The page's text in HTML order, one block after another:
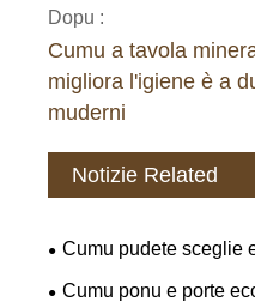
Dopu :
Cumu a tavola
migliora l'igiene è a
muderni
Notizie Related
Cumu pudete sceglie
camera?
Cumu ponu e porte